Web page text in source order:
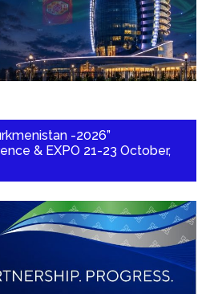
-2026”
& EXPO 21-23 October,